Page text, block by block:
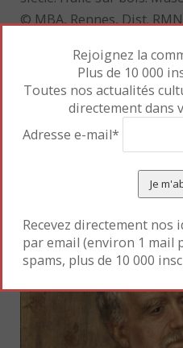
© MBA, Rennes, Dist.
C’est ainsi que les pays
vont se libérer du poids
chrétienne pour exceller
(percepteurs d’impôts,
flamande du XVIe siècle
changeur ou de l’usurier,
circulation de la monnaie.
Rejoignez la
Plus de 10 000
Toutes nos actualités
directement dans
Adresse e-mail*
Recevez directement nos
par email (environ 1 mail
spams, plus de 10 000